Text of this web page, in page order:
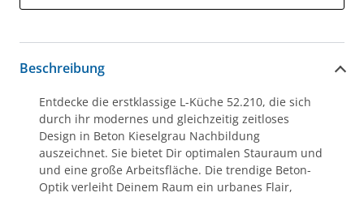
Beschreibung
Entdecke die erstklassige L-Küche 52.210, die sich
durch ihr modernes und gleichzeitig zeitloses
Design in Beton Kieselgrau Nachbildung
auszeichnet. Sie bietet Dir optimalen Stauraum und
und eine große Arbeitsfläche. Die trendige Beton-
Optik verleiht Deinem Raum ein urbanes Flair,